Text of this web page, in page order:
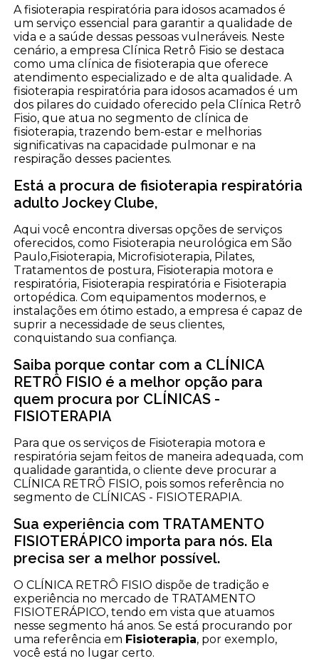
A fisioterapia respiratória para idosos acamados é
um serviço essencial para garantir a qualidade de
vida e a saúde dessas pessoas vulneráveis. Neste
cenário, a empresa Clínica Retrô Fisio se destaca
como uma clínica de fisioterapia que oferece
atendimento especializado e de alta qualidade. A
fisioterapia respiratória para idosos acamados é um
dos pilares do cuidado oferecido pela Clínica Retrô
Fisio, que atua no segmento de clínica de
fisioterapia, trazendo bem-estar e melhorias
significativas na capacidade pulmonar e na
respiração desses pacientes.
Está a procura de fisioterapia respiratória
adulto Jockey Clube,
Aqui você encontra diversas opções de serviços
oferecidos, como Fisioterapia neurológica em São
Paulo,Fisioterapia, Microfisioterapia, Pilates,
Tratamentos de postura, Fisioterapia motora e
respiratória, Fisioterapia respiratória e Fisioterapia
ortopédica. Com equipamentos modernos, e
instalações em ótimo estado, a empresa é capaz de
suprir a necessidade de seus clientes,
conquistando sua confiança.
Saiba porque contar com a CLÍNICA
RETRÔ FISIO é a melhor opção para
quem procura por CLÍNICAS -
FISIOTERAPIA
Para que os serviços de Fisioterapia motora e
respiratória sejam feitos de maneira adequada, com
qualidade garantida, o cliente deve procurar a
CLÍNICA RETRÔ FISIO, pois somos referência no
segmento de CLÍNICAS - FISIOTERAPIA.
Sua experiência com TRATAMENTO
FISIOTERÁPICO importa para nós. Ela
precisa ser a melhor possível.
O CLÍNICA RETRÔ FISIO dispõe de tradição e
experiência no mercado de TRATAMENTO
FISIOTERÁPICO, tendo em vista que atuamos
nesse segmento há anos. Se está procurando por
uma referência em Fisioterapia, por exemplo,
você está no lugar certo.